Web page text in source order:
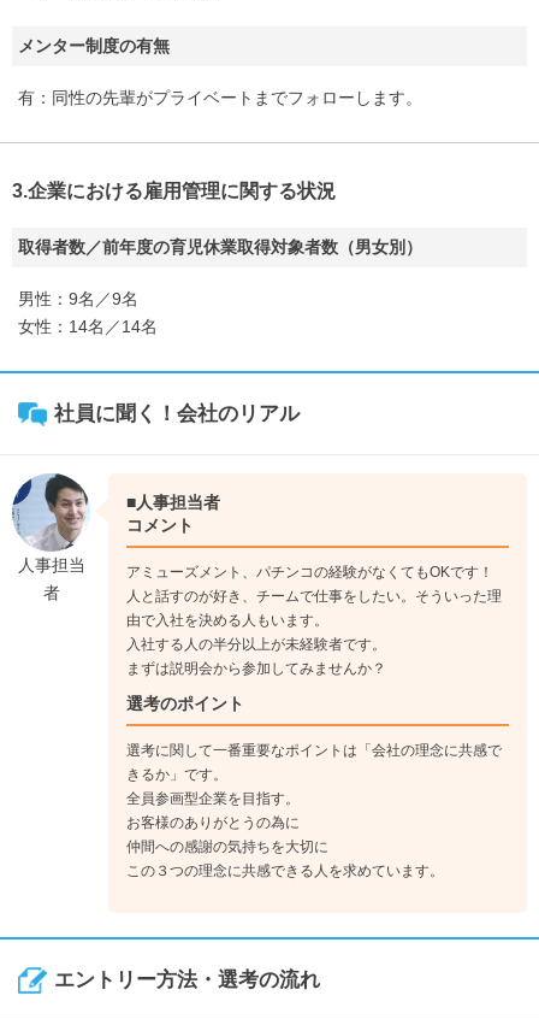
メンター制度の有無
有：同性の先輩がプライベートまでフォローします。
3.企業における雇用管理に関する状況
取得者数／前年度の育児休業取得対象者数（男女別）
男性：9名／9名
女性：14名／14名
社員に聞く！会社のリアル
人事担当
者
■人事担当者
コメント
アミューズメント、パチンコの経験がなくてもOKです！
人と話すのが好き、チームで仕事をしたい。そういった理
由で入社を決める人もいます。
入社する人の半分以上が未経験者です。
まずは説明会から参加してみませんか？
選考のポイント
選考に関して一番重要なポイントは「会社の理念に共感で
きるか」です。
全員参画型企業を目指す。
お客様のありがとうの為に
仲間への感謝の気持ちを大切に
この３つの理念に共感できる人を求めています。
エントリー方法・選考の流れ